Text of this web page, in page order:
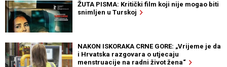
ŽUTA PISMA: Kritički film koji nije mogao biti
snimljen u Turskoj
NAKON ISKORAKA CRNE GORE: „Vrijeme je da
i Hrvatska razgovara o utjecaju
menstruacije na radni život žena“